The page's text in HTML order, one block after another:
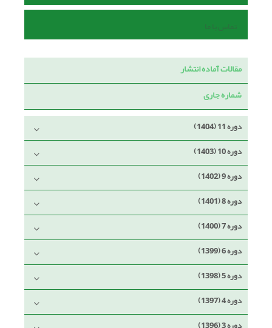
تماس با ما
مقالات آماده انتشار
شماره جاری
دوره 11 (1404)
دوره 10 (1403)
دوره 9 (1402)
دوره 8 (1401)
دوره 7 (1400)
دوره 6 (1399)
دوره 5 (1398)
دوره 4 (1397)